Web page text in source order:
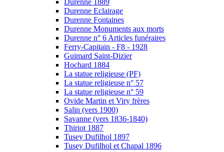
Durenne 1889
Durenne Eclairage
Durenne Fontaines
Durenne Monuments aux morts
Durenne n° 6 Articles funéraires
Ferry-Capitain - F8 - 1928
Guimard Saint-Dizier
Hochard 1884
La statue religieuse (PF)
La statue religieuse n° 57
La statue religieuse n° 59
Ovide Martin et Viry frères
Salin (vers 1900)
Savanne (vers 1836-1840)
Thiriot 1887
Tusey Dufilhol 1897
Tusey Dufilhol et Chapal 1896